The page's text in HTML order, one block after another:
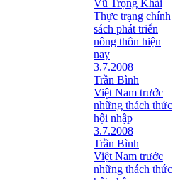
Vũ Trọng Khải
Thực trạng chính
sách phát triển
nông thôn hiện
nay
3.7.2008
Trần Bình
Việt Nam trước
những thách thức
hội nhập
3.7.2008
Trần Bình
Việt Nam trước
những thách thức